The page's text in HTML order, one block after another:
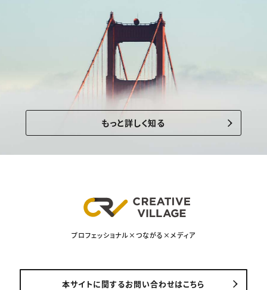
もっと詳しく知る
プロフェッショナル×つながる×メディア
本サイトに関するお問い合わせはこちら